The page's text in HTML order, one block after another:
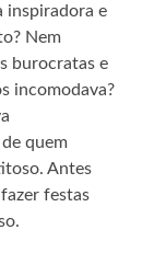
inspiradora e
Nem
burocratas e
incomodava?
quem
Antes
festas